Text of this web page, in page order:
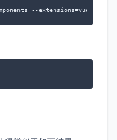
--extensions=vue --